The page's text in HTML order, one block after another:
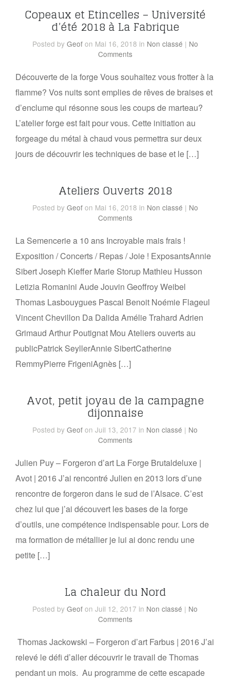
Copeaux et Etincelles – Université
d’été 2018 à La Fabrique
Posted by Geof on Mai 16, 2018 in Non classé | No
Comments
Découverte de la forge Vous souhaitez vous frotter à la
flamme? Vos nuits sont emplies de rêves de braises et
d’enclume qui résonne sous les coups de marteau?
L’atelier forge est fait pour vous. Cette initiation au
forgeage du métal à chaud vous permettra sur deux
jours de découvrir les techniques de base et le […]
Ateliers Ouverts 2018
Posted by Geof on Mai 16, 2018 in Non classé | No
Comments
La Semencerie a 10 ans Incroyable mais frais !
Exposition / Concerts / Repas / Joie ! ExposantsAnnie
Sibert Joseph Kieffer Marie Storup Mathieu Husson
Letizia Romanini Aude Jouvin Geoffroy Weibel
Thomas Lasbouygues Pascal Benoit Noémie Flageul
Vincent Chevillon Da Dalida Amélie Trahard Adrien
Grimaud Arthur Poutignat Mou Ateliers ouverts au
publicPatrick SeyllerAnnie SibertCatherine
RemmyPierre FrigeniAgnès […]
Avot, petit joyau de la campagne
dijonnaise
Posted by Geof on Juil 13, 2017 in Non classé | No
Comments
Julien Puy – Forgeron d’art La Forge Brutaldeluxe |
Avot | 2016 J’ai rencontré Julien en 2013 lors d’une
rencontre de forgeron dans le sud de l’Alsace. C’est
chez lui que j’ai découvert les bases de la forge
d’outils, une compétence indispensable pour. Lors de
ma formation de métallier je lui ai donc rendu une
petite […]
La chaleur du Nord
Posted by Geof on Juil 12, 2017 in Non classé | No
Comments
Thomas Jackowski – Forgeron d’art Farbus | 2016 J’ai
relevé le défi d’aller découvrir le travail de Thomas
pendant un mois. Au programme de cette escapade